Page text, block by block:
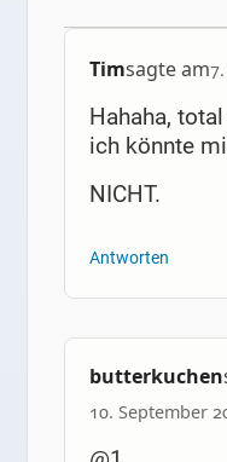
Timsagte am
Hahaha,
ich könnte
NICHT.
Antworten
butterkuchen
10. September